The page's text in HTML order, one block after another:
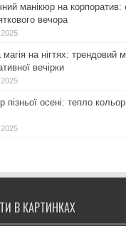
манікюр на корпоратив:
вечора
на нігтях: трендовий
вечірки
пізньої осені: тепло
В КАРТИНКАХ